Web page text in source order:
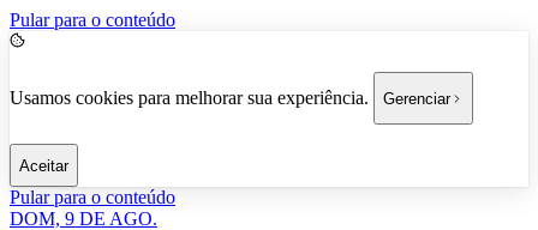
Pular para o conteúdo
Usamos cookies para melhorar sua experiência. Gerenciar
Aceitar
Pular para o conteúdo
DOM, 9 DE AGO.